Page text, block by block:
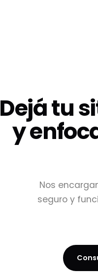
Dejá tu
y
Nos
seguro y